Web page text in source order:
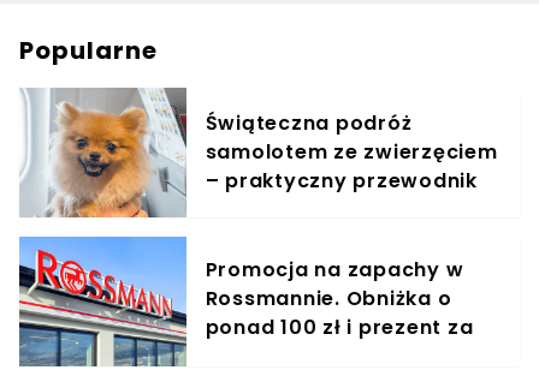
Popularne
Świąteczna podróż
samolotem ze zwierzęciem
– praktyczny przewodnik
Promocja na zapachy w
Rossmannie. Obniżka o
ponad 100 zł i prezent za